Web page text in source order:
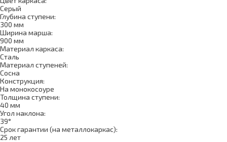
Серый
Глубина ступени:
300 мм
Ширина марша:
900 мм
Материал каркаса:
Сталь
Материал ступеней:
Сосна
Конструкция:
На монокосоуре
Толщина ступени:
40 мм
Угол наклона:
39°
Срок гарантии (на металлокаркас):
25 лет